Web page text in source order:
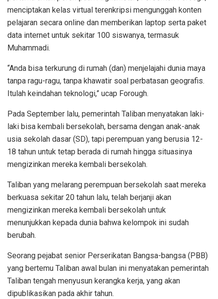
menciptakan kelas virtual terenkripsi mengunggah konten
pelajaran secara online dan memberikan laptop serta paket
data internet untuk sekitar 100 siswanya, termasuk
Muhammadi.
“Anda bisa terkurung di rumah (dan) menjelajahi dunia maya
tanpa ragu-ragu, tanpa khawatir soal perbatasan geografis.
Itulah keindahan teknologi,” ucap Forough.
Pada September lalu, pemerintah Taliban menyatakan laki-
laki bisa kembali bersekolah, bersama dengan anak-anak
usia sekolah dasar (SD), tapi perempuan yang berusia 12-
18 tahun untuk tetap berada di rumah hingga situasinya
mengizinkan mereka kembali bersekolah.
Taliban yang melarang perempuan bersekolah saat mereka
berkuasa sekitar 20 tahun lalu, telah berjanji akan
mengizinkan mereka kembali bersekolah untuk
menunjukkan kepada dunia bahwa kelompok ini sudah
berubah.
Seorang pejabat senior Perserikatan Bangsa-bangsa (PBB)
yang bertemu Taliban awal bulan ini menyatakan pemerintah
Taliban tengah menyusun kerangka kerja, yang akan
dipublikasikan pada akhir tahun.